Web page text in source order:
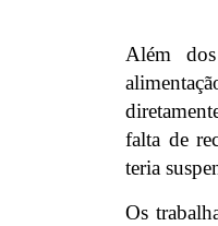
Além
falta de
teria
Os